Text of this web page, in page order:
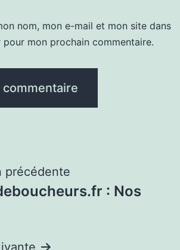
nom, mon e-mail et mon site dans
pour mon prochain commentaire.
précédente
: Nos